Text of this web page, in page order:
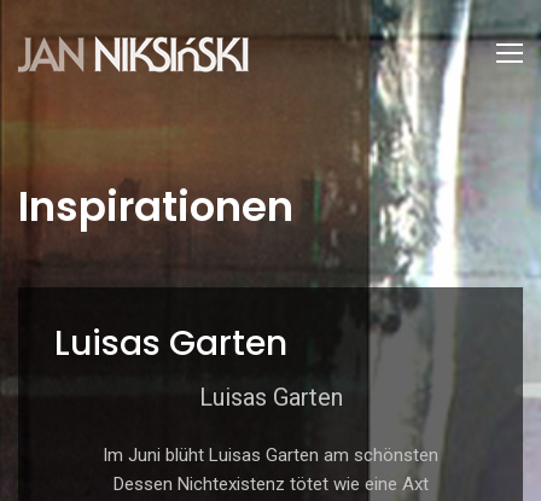
Inspirationen
Luisas Garten
Luisas Garten
Im Juni blüht Luisas Garten am schönsten
Dessen Nichtexistenz tötet wie eine Axt